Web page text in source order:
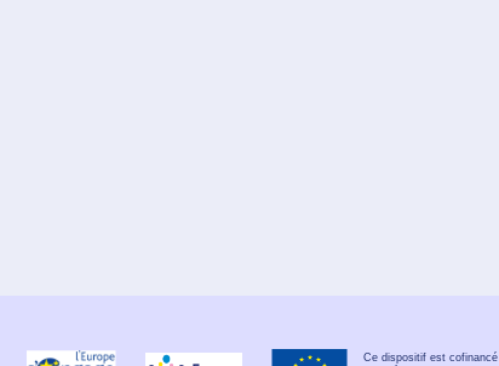
Ce dispositif est